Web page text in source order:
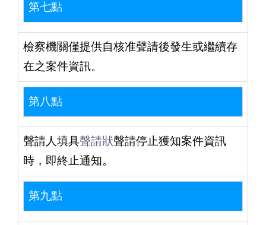
第七點
檢察機關僅提供自核准聲請後發生或繼續存
在之案件資訊。
第八點
聲請人填具聲請狀聲請停止獲知案件資訊
時，即終止通知。
第九點